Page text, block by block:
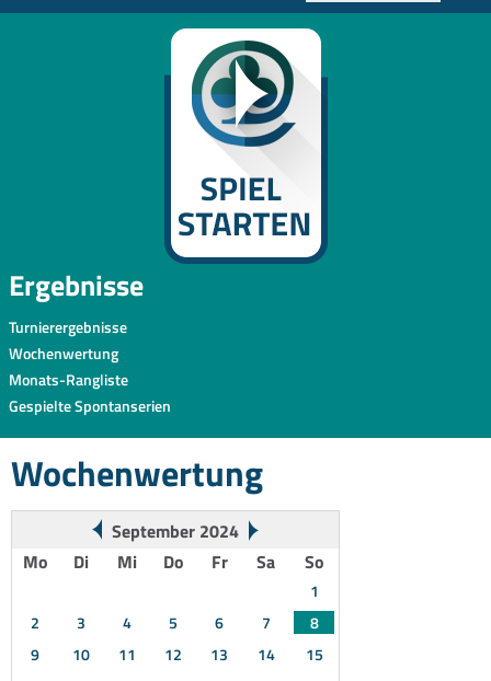
Ergebnisse
Turnierergebnisse
Wochenwertung
Monats-Rangliste
Gespielte Spontanserien
Wochenwertung
September 2024
Mo
Di Mi Do Fr Sa So
1
2
3 4 5 6 7
8
9
10 11 12 13 14
15